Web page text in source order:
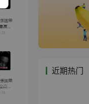
近期热门